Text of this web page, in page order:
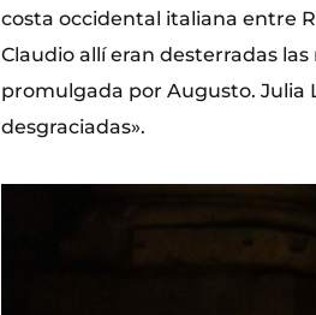
costa occidental italiana entre
Claudio allí eran desterradas
promulgada por Augusto. Julia
desgraciadas».